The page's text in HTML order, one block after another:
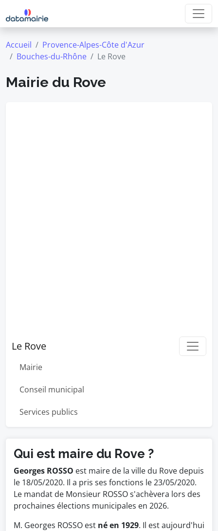
Accueil
Provence-Alpes-Côte d'Azur
Bouches-du-Rhône
Le Rove
Mairie du Rove
Le Rove
Mairie
Conseil municipal
Services publics
Qui est maire du Rove ?
Georges ROSSO est maire de la ville du Rove depuis
le 18/05/2020. Il a pris ses fonctions le 23/05/2020.
Le mandat de Monsieur ROSSO s'achèvera lors des
prochaines élections municipales en 2026.
M. Georges ROSSO est né en 1929. Il est aujourd'hui